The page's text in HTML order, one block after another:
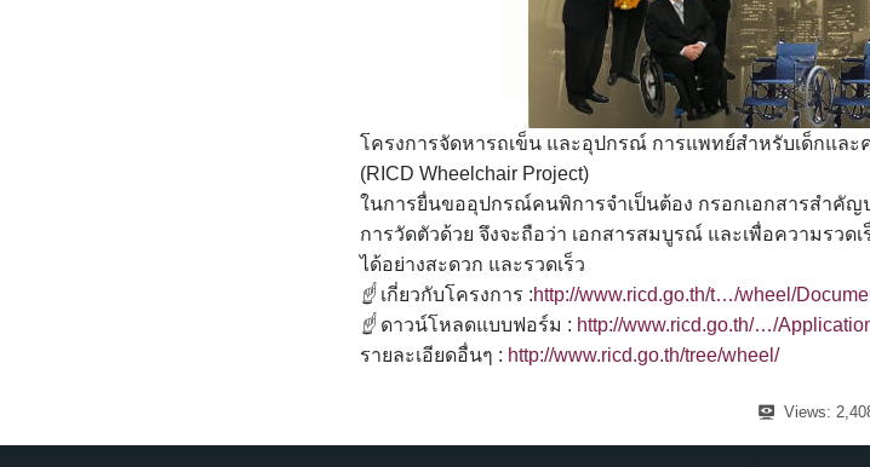
โครงการจัดหารถเข็น และอุปกรณ์ การแพทย์สำหรับเด็กแล
(RICD Wheelchair Project)
ในการยื่นขออุปกรณ์คนพิการจำเป็นต้อง กรอกเอกสารสำคั
การวัดตัวด้วย จึงจะถือว่า เอกสารสมบูรณ์ และเพื่อความรว
ได้อย่างสะดวก และรวดเร็ว
☝ เกี่ยวกับโครงการ :http://www.ricd.go.th/t…/wheel/
☝ ดาวน์โหลดแบบฟอร์ม : http://www.ricd.go.th/…/
รายละเอียดอื่นๆ : http://www.ricd.go.th/tree/wheel/
Views: